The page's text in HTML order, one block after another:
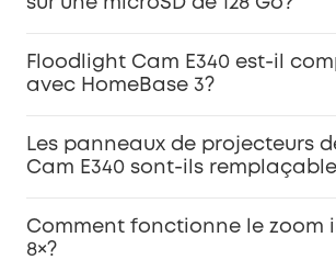
Floodlight Cam E340 est-il
avec HomeBase 3?
Les panneaux de projecteurs
Cam E340 sont-ils
Comment fonctionne le zoom
8×?